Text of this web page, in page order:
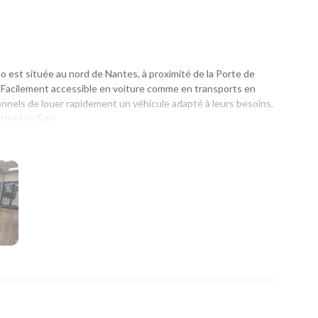
est située au nord de Nantes, à proximité de la Porte de
accessible en voiture comme en transports en
de louer rapidement un véhicule adapté à leurs besoins,
Loc Eco.
départ en vacances, un week-end ou un déplacement
et rapide. Son emplacement est idéal pour les
et des communes voisines qui recherchent une location
et aux stations marguerite situées à proximité, vous pouvez